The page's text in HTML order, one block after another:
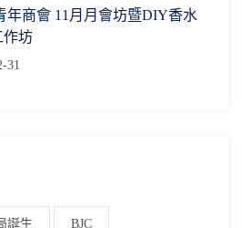
年商會 11月月會坊暨DIY香水
作坊
31
誕生 BJC